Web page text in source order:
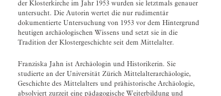
der Klosterkirche im Jahr 1953 wurden sie letztmals genauer
untersucht. Die Autorin wertet die nur rudimentär
dokumentierte Untersuchung von 1953 vor dem Hintergrund
heutigen archäologischen Wissens und setzt sie in die
Tradition der Klostergeschichte seit dem Mittelalter.
Franziska Jahn ist Archäologin und Historikerin. Sie
studierte an der Universität Zürich Mittelalterarchäologie,
Geschichte des Mittelalters und prähistorische Archäologie,
absolviert zurzeit eine pädagogische Weiterbildung und